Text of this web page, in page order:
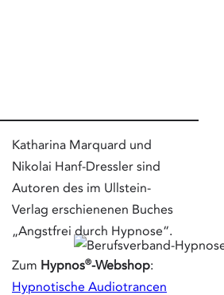
Katharina Marquard und
Nikolai Hanf-Dressler sind
Autoren des im Ullstein-
Verlag erschienenen Buches
„Angstfrei durch Hypnose“.
Zum Hypnos®-Webshop:
Hypnotische Audiotrancen